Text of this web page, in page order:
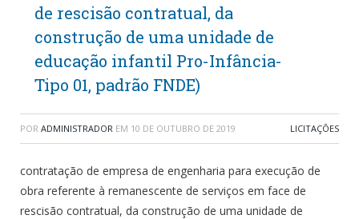
de rescisão contratual, da
construção de uma unidade de
educação infantil Pro-Infância-
Tipo 01, padrão FNDE)
POR ADMINISTRADOR EM 10 DE OUTUBRO DE 2019 LICITAÇÕES
contratação de empresa de engenharia para execução de
obra referente à remanescente de serviços em face de
rescisão contratual, da construção de uma unidade de